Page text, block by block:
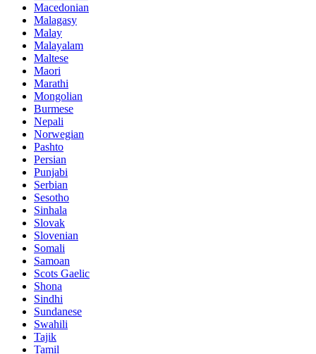
Macedonian
Malagasy
Malay
Malayalam
Maltese
Maori
Marathi
Mongolian
Burmese
Nepali
Norwegian
Pashto
Persian
Punjabi
Serbian
Sesotho
Sinhala
Slovak
Slovenian
Somali
Samoan
Scots Gaelic
Shona
Sindhi
Sundanese
Swahili
Tajik
Tamil